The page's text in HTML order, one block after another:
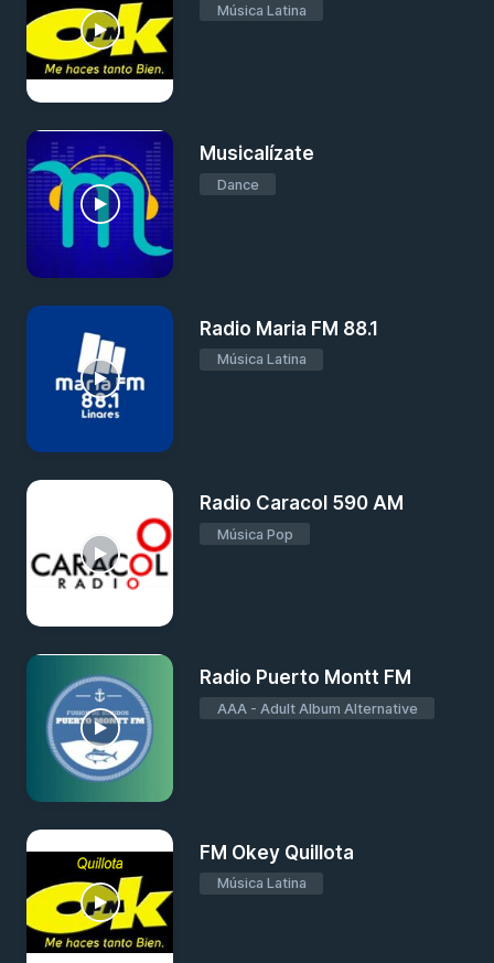
Música Latina
Musicalízate
Dance
Radio Maria FM 88.1
Música Latina
Radio Caracol 590 AM
Música Pop
Radio Puerto Montt FM
AAA - Adult Album Alternative
FM Okey Quillota
Música Latina